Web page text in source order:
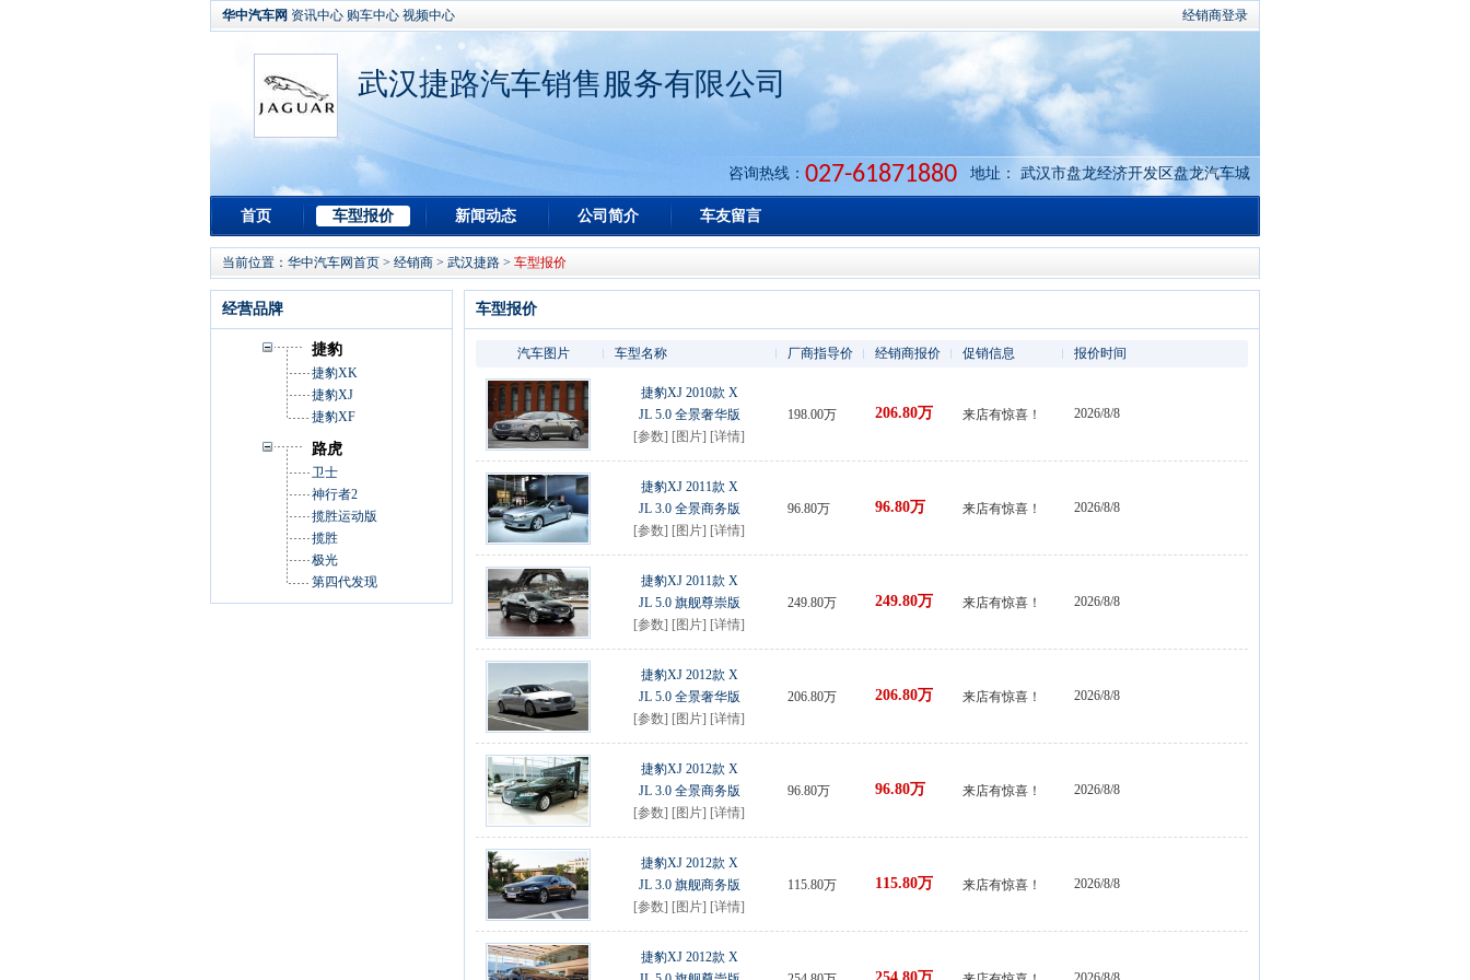
经销商登录
华中汽车网 资讯中心 购车中心 视频中心
武汉捷路汽车销售服务有限公司
咨询热线： 027-61871880 地址： 武汉市盘龙经济开发区盘龙汽车城
首页 车型报价 新闻动态 公司简介 车友留言
当前位置： 华中汽车网首页 > 经销商 > 武汉捷路 > 车型报价
经营品牌
捷豹
捷豹XK
捷豹XJ
捷豹XF
路虎
卫士
神行者2
揽胜运动版
揽胜
极光
第四代发现
车型报价
汽车图片 车型名称 厂商指导价 经销商报价 促销信息 报价时间
捷豹XJ 2010款 X
JL 5.0 全景奢华版
[参数] [图片] [详情]
198.00万 206.80万 来店有惊喜！ 2026/8/8
捷豹XJ 2011款 X
JL 3.0 全景商务版
[参数] [图片] [详情]
96.80万 96.80万 来店有惊喜！ 2026/8/8
捷豹XJ 2011款 X
JL 5.0 旗舰尊崇版
[参数] [图片] [详情]
249.80万 249.80万 来店有惊喜！ 2026/8/8
捷豹XJ 2012款 X
JL 5.0 全景奢华版
[参数] [图片] [详情]
206.80万 206.80万 来店有惊喜！ 2026/8/8
捷豹XJ 2012款 X
JL 3.0 全景商务版
[参数] [图片] [详情]
96.80万 96.80万 来店有惊喜！ 2026/8/8
捷豹XJ 2012款 X
JL 3.0 旗舰商务版
[参数] [图片] [详情]
115.80万 115.80万 来店有惊喜！ 2026/8/8
捷豹XJ 2012款 X